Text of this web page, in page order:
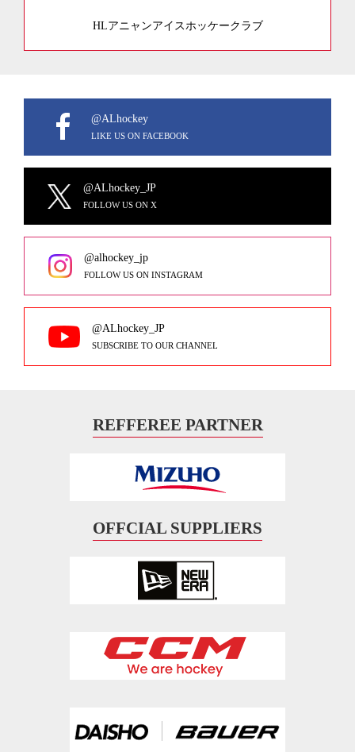
HLアニャンアイスホッケークラブ
@ALhockey
LIKE US ON FACEBOOK
@ALhockey_JP
FOLLOW US ON X
@alhockey_jp
FOLLOW US ON INSTAGRAM
@ALhockey_JP
SUBSCRIBE TO OUR CHANNEL
REFFEREE PARTNER
OFFCIAL SUPPLIERS